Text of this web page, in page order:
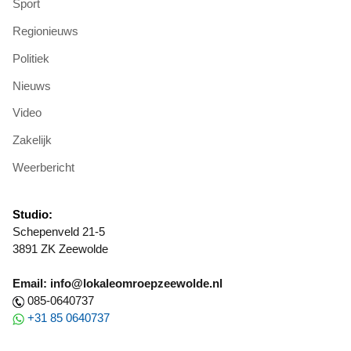
Sport
Regionieuws
Politiek
Nieuws
Video
Zakelijk
Weerbericht
Studio:
Schepenveld 21-5
3891 ZK Zeewolde
Email: info@lokaleomroepzeewolde.nl
085-0640737
+31 85 0640737